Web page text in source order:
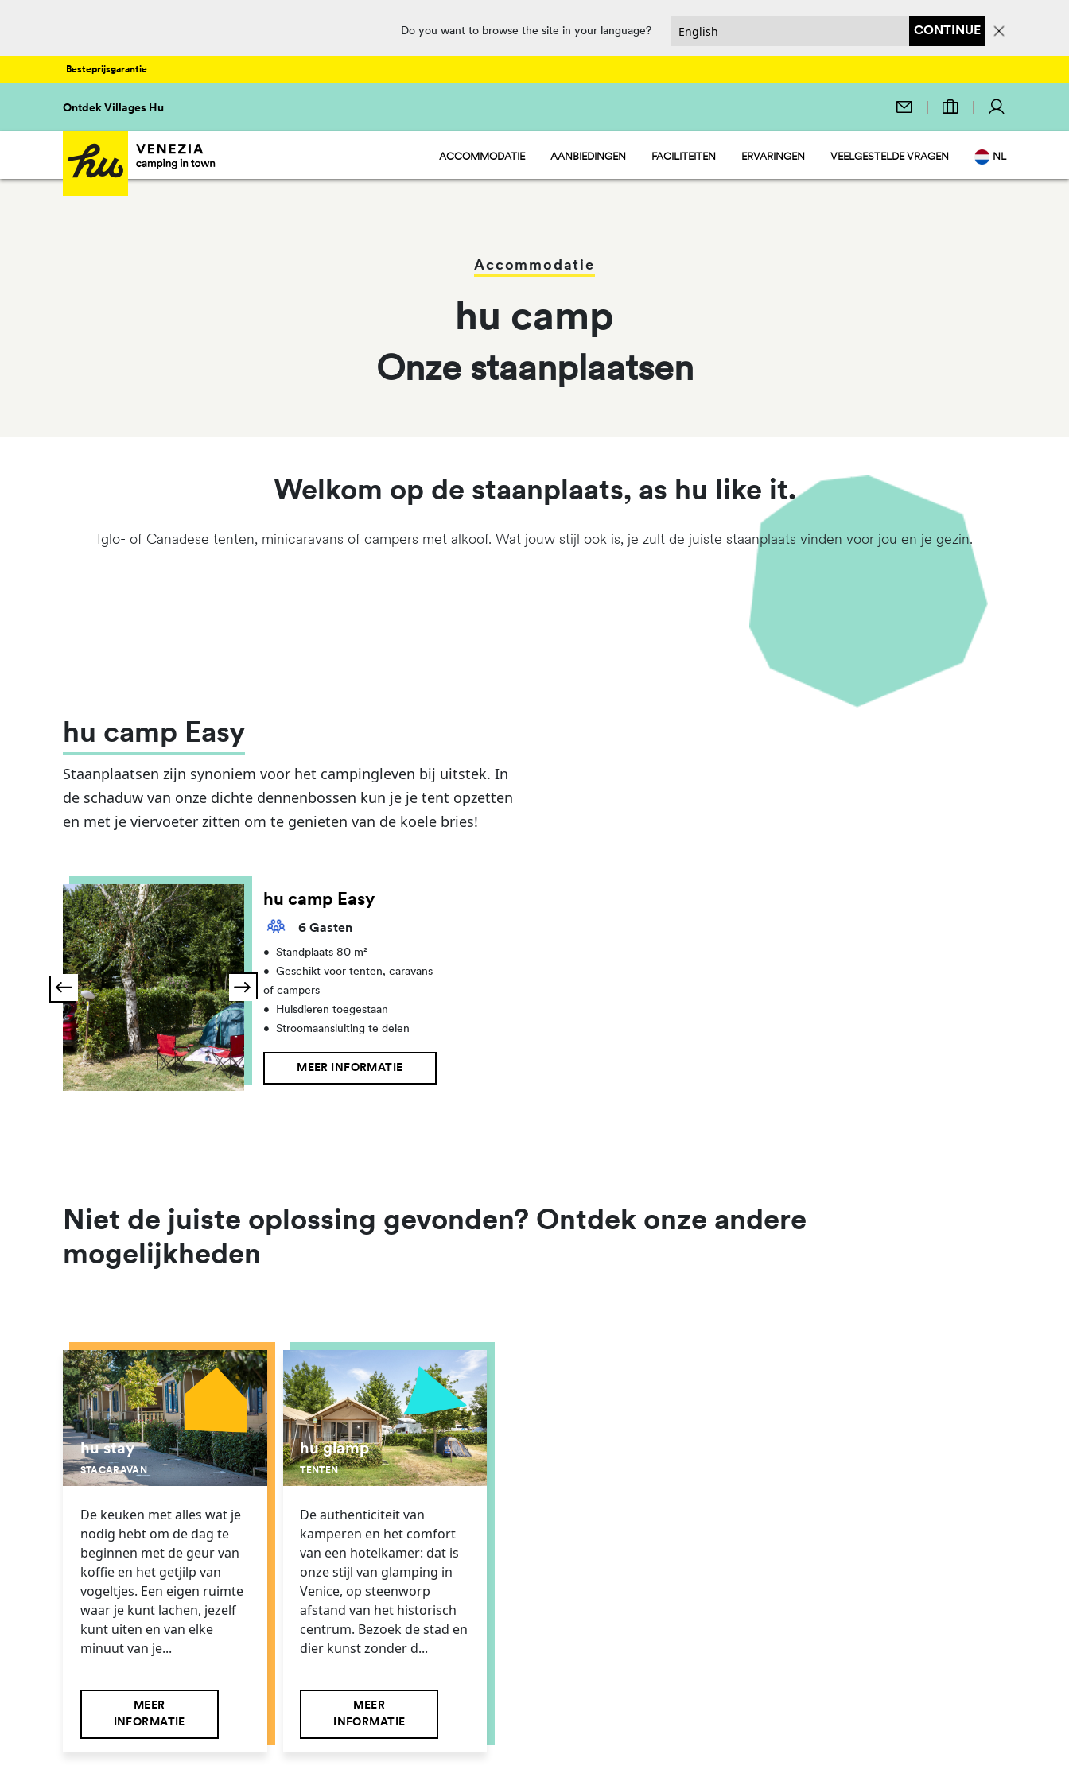
Do you want to browse the site in your language? CONTINUE
Besteprijsgarantie
Ontdek Villages Hu
ACCOMMODATIE
HU CAMP - STANDPLAATSEN
AANBIEDINGEN FACILITEITEN
SPORTSECTIE
ERVARINGEN VEELGESTELDE VRAGEN NL
IT
Accommodatie
hu camp
Onze staanplaatsen
Welkom op de staanplaats, as hu like it.
Iglo- of Canadese tenten, minicaravans of campers met alkoof. Wat jouw stijl ook is, je zult de juiste staanplaats vinden voor jou en je gezin.
hu camp Easy
Staanplaatsen zijn synoniem voor het campingleven bij uitstek. In
de schaduw van onze dichte dennenbossen kun je je tent opzetten
en met je viervoeter zitten om te genieten van de koele bries!
hu camp Easy
6 Gasten
•
Standplaats 80 m²
•
Geschikt voor tenten, caravans
of campers
•
Huisdieren toegestaan
•
Stroomaansluiting te delen
MEER INFORMATIE
Niet de juiste oplossing gevonden? Ontdek onze andere
mogelijkheden
hu stay
STACARAVAN
De keuken met alles wat je
nodig hebt om de dag te
beginnen met de geur van
koffie en het getjilp van
vogeltjes. Een eigen ruimte
waar je kunt lachen, jezelf
kunt uiten en van elke
minuut van je...
MEER
INFORMATIE
hu glamp
TENTEN
De authenticiteit van
kamperen en het comfort
van een hotelkamer: dat is
onze stijl van glamping in
Venice, op steenworp
afstand van het historisch
centrum. Bezoek de stad en
dier kunst zonder d...
MEER
INFORMATIE